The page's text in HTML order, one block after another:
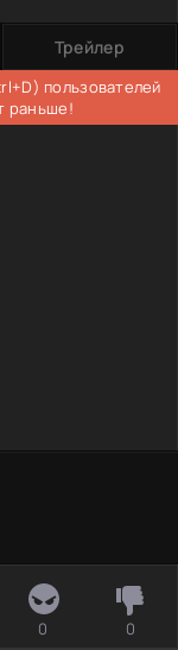
Трейлер
пользователей
раньше!
0 0